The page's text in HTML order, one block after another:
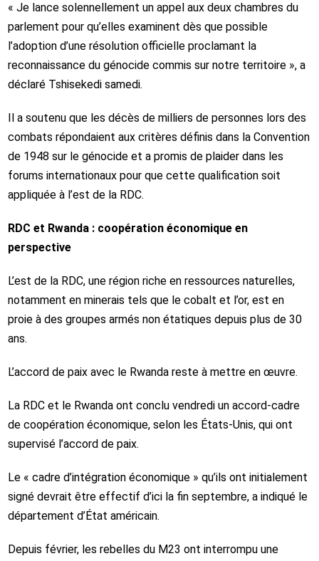
« Je lance solennellement un appel aux deux chambres du
parlement pour qu’elles examinent dès que possible
l’adoption d’une résolution officielle proclamant la
reconnaissance du génocide commis sur notre territoire », a
déclaré Tshisekedi samedi.
Il a soutenu que les décès de milliers de personnes lors des
combats répondaient aux critères définis dans la Convention
de 1948 sur le génocide et a promis de plaider dans les
forums internationaux pour que cette qualification soit
appliquée à l’est de la RDC.
RDC et Rwanda : coopération économique en
perspective
L’est de la RDC, une région riche en ressources naturelles,
notamment en minerais tels que le cobalt et l’or, est en
proie à des groupes armés non étatiques depuis plus de 30
ans.
L’accord de paix avec le Rwanda reste à mettre en œuvre.
La RDC et le Rwanda ont conclu vendredi un accord-cadre
de coopération économique, selon les États-Unis, qui ont
supervisé l’accord de paix.
Le « cadre d’intégration économique » qu’ils ont initialement
signé devrait être effectif d’ici la fin septembre, a indiqué le
département d’État américain.
Depuis février, les rebelles du M23 ont interrompu une